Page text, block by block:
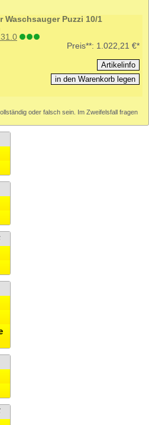
Waschsauger Puzzi 10/1
Preis**: 1.022,21 €*
oder falsch sein. Im Zweifelsfall fragen